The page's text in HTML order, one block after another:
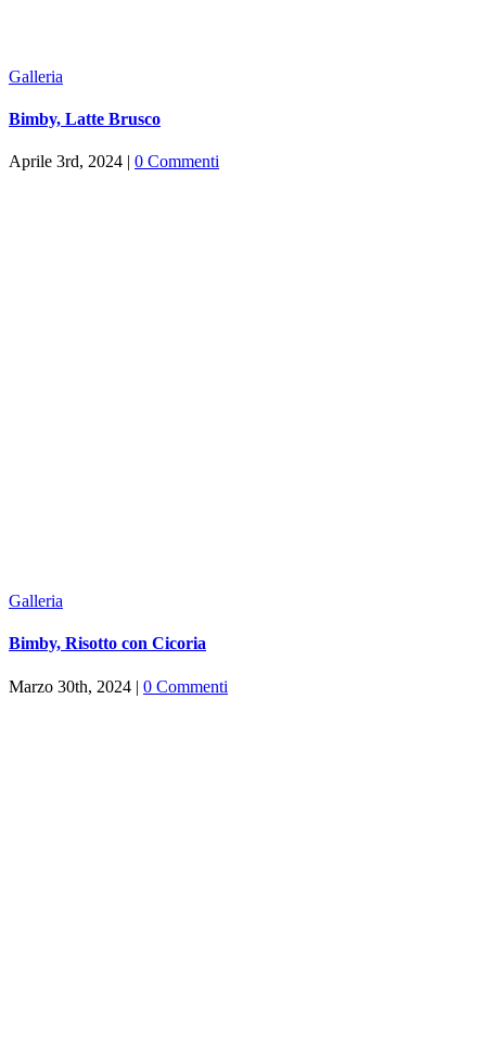
Galleria
Bimby, Latte Brusco
Aprile 3rd, 2024 | 0 Commenti
Galleria
Bimby, Risotto con Cicoria
Marzo 30th, 2024 | 0 Commenti